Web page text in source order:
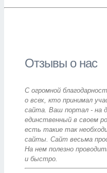
Отзывы о нас
С огромной
о всех, кто принимал
сайта. Ваш портал - на
единственный в своем
есть такие так
сайты. Сайт весьма
На нем полезно
и быстро.